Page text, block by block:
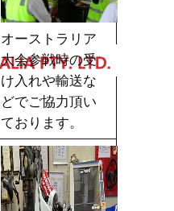
オーストラリア
大会参戦時の受
け入れや輸送な
どでご協力頂い
ております。